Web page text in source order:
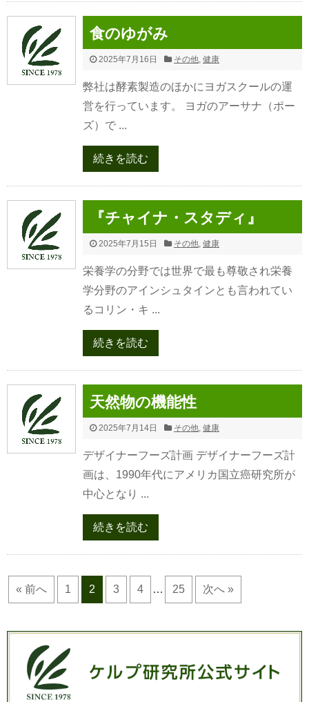
食のゆがみ
2025年7月16日 その他, 健康
弊社は酵素製造のほかにヨガスクールの運
営を行っています。 ヨガのアーサナ（ポー
ズ）で ...
続きを読む
『チャイナ・スタディ』
2025年7月15日 その他, 健康
栄養学の分野では世界で最も尊敬され栄養
学分野のアインシュタインとも言われてい
るコリン・キ ...
続きを読む
天然物の機能性
2025年7月14日 その他, 健康
デザイナーフーズ計画 デザイナーフーズ計
画は、1990年代にアメリカ国立癌研究所が
中心となり ...
続きを読む
« 前へ 1 2 3 4 … 25 次へ »